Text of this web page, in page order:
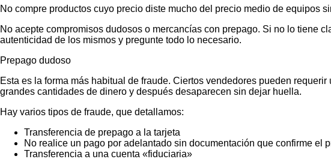
No compre productos cuyo precio diste mucho del precio medio de equipos
No acepte compromisos dudosos o mercancías con prepago. Si no lo tiene
autenticidad de los mismos y pregunte todo lo necesario.
Prepago dudoso
Esta es la forma más habitual de fraude. Ciertos vendedores pueden
grandes cantidades de dinero y después desaparecen sin dejar huella.
Hay varios tipos de fraude, que detallamos:
Transferencia de prepago a la tarjeta
No realice un pago por adelantado sin documentación que confirme
Transferencia a una cuenta «fiduciaria»